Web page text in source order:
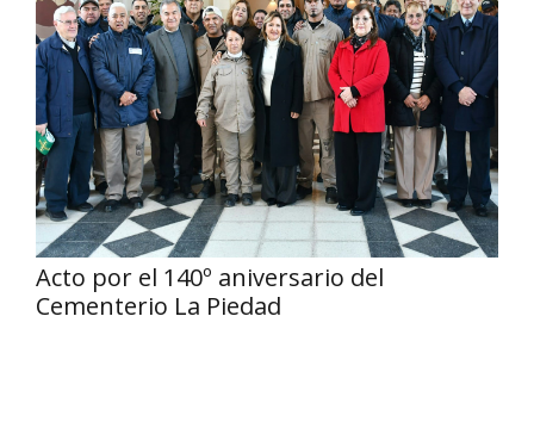
Acto por el 140º aniversario del
Cementerio La Piedad